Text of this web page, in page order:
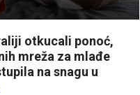
otkucali ponoć,
mreža za mlađe
na snagu u